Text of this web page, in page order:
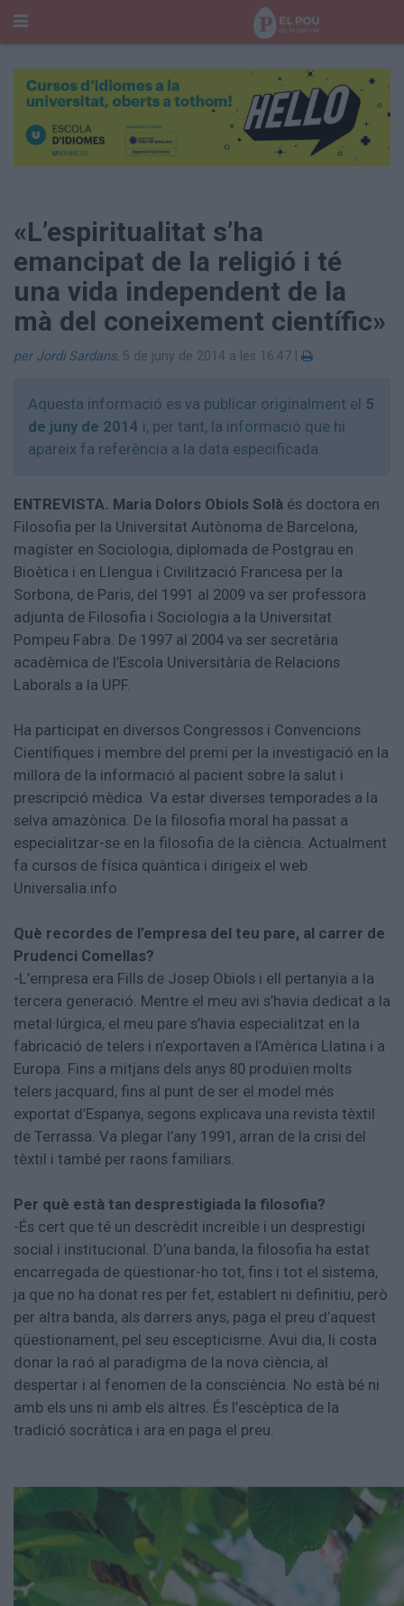
Cerca
Temes del Pou
Cròniques des de Manresa
Paisatge
Taula Rodona
Consells
El Cul del Pou
Aniversaris
Hemeroteca
Premis Oleguer Bisbal
«L’espiritualitat s’ha
emancipat de la religió i té
una vida independent de la
mà del coneixement científic»
per Jordi Sardans, 5 de juny de 2014 a les 16:47
Aquesta informació es va publicar originalment el 5
de juny de 2014 i, per tant, la informació que hi
apareix fa referència a la data especificada.
ENTREVISTA. Maria Dolors Obiols Solà és doctora en
Filosofia per la Universitat Autònoma de Barcelona,
magíster en Sociologia, diplomada de Postgrau en
Bioètica i en Llengua i Civilització Francesa per la
Sorbona, de Paris, del 1991 al 2009 va ser professora
adjunta de Filosofia i Sociologia a la Universitat
Pompeu Fabra. De 1997 al 2004 va ser secretària
acadèmica de l’Escola Universitària de Relacions
Laborals a la UPF.
Ha participat en diversos Congressos i Convencions
Científiques i membre del premi per la investigació en la
millora de la informació al pacient sobre la salut i
prescripció mèdica. Va estar diverses temporades a la
selva amazònica. De la filosofia moral ha passat a
especialitzar-se en la filosofia de la ciència. Actualment
fa cursos de física quàntica i dirigeix el web
Universalia.info
Què recordes de l’empresa del teu pare, al carrer de
Prudenci Comellas?
-L’empresa era Fills de Josep Obiols i ell pertanyia a la
tercera generació. Mentre el meu avi s’havia dedicat a la
metal·lúrgica, el meu pare s’havia especialitzat en la
fabricació de telers i n’exportaven a l’Amèrica Llatina i a
Europa. Fins a mitjans dels anys 80 produïen molts
telers jacquard, fins al punt de ser el model més
exportat d’Espanya, segons explicava una revista tèxtil
de Terrassa. Va plegar l’any 1991, arran de la crisi del
tèxtil i també per raons familiars.
Per què està tan desprestigiada la filosofia?
-És cert que té un descrèdit increïble i un desprestigi
social i institucional. D’una banda, la filosofia ha estat
encarregada de qüestionar-ho tot, fins i tot el sistema,
ja que no ha donat res per fet, establert ni definitiu, però
per altra banda, als darrers anys, paga el preu d’aquest
qüestionament, pel seu escepticisme. Avui dia, li costa
donar la raó al paradigma de la nova ciència, al
despertar i al fenomen de la consciència. No està bé ni
amb els uns ni amb els altres. És l’escèptica de la
tradició socràtica i ara en paga el preu.